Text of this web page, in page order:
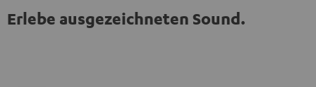
Erlebe ausgezeichneten Sound.